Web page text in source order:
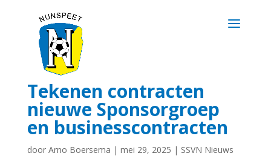
Tekenen contracten
nieuwe Sponsorgroep
en businesscontracten
door Arno Boersema | mei 29, 2025 | SSVN Nieuws